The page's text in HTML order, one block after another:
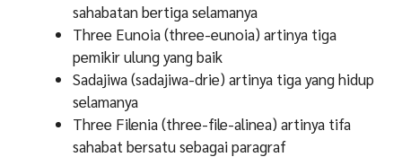
sahabatan bertiga selamanya
Three Eunoia (three-eunoia) artinya tiga
pemikir ulung yang baik
Sadajiwa (sadajiwa-drie) artinya tiga yang hidup
selamanya
Three Filenia (three-file-alinea) artinya tifa
sahabat bersatu sebagai paragraf